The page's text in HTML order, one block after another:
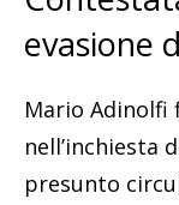
evasione
Mario Adinolfi
nell’inchiesta
presunto